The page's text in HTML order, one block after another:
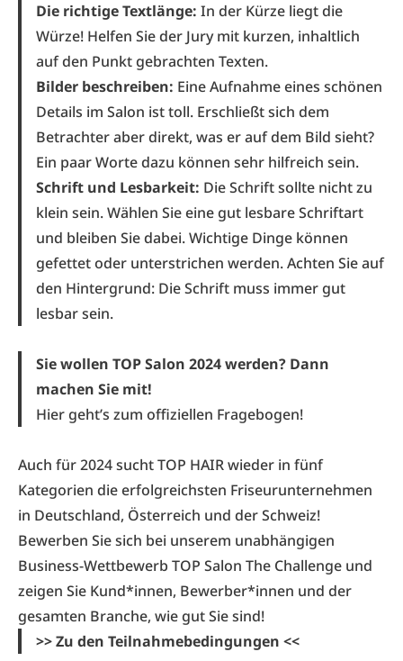
Die richtige Textlänge: In der Kürze liegt die
Würze! Helfen Sie der Jury mit kurzen, inhaltlich
auf den Punkt gebrachten Texten.
Bilder beschreiben: Eine Aufnahme eines schönen
Details im Salon ist toll. Erschließt sich dem
Betrachter aber direkt, was er auf dem Bild sieht?
Ein paar Worte dazu können sehr hilfreich sein.
Schrift und Lesbarkeit: Die Schrift sollte nicht zu
klein sein. Wählen Sie eine gut lesbare Schriftart
und bleiben Sie dabei. Wichtige Dinge können
gefettet oder unterstrichen werden. Achten Sie auf
den Hintergrund: Die Schrift muss immer gut
lesbar sein.
Sie wollen TOP Salon 2024 werden? Dann
machen Sie mit!
Hier geht’s zum offiziellen Fragebogen!
Auch für 2024 sucht TOP HAIR wieder in fünf
Kategorien die erfolgreichsten Friseurunternehmen
in Deutschland, Österreich und der Schweiz!
Bewerben Sie sich bei unserem unabhängigen
Business-Wettbewerb TOP Salon The Challenge und
zeigen Sie Kund*innen, Bewerber*innen und der
gesamten Branche, wie gut Sie sind!
>> Zu den Teilnahmebedingungen <<